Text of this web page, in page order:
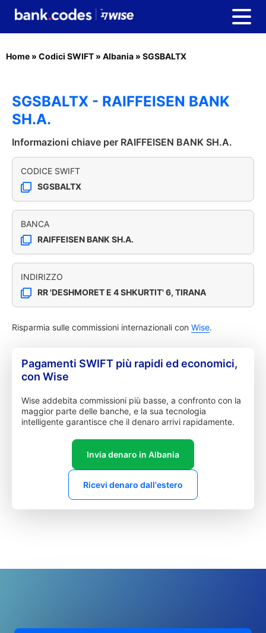
Home » Codici SWIFT » Albania » SGSBALTX
SGSBALTX - RAIFFEISEN BANK
SH.A.
Informazioni chiave per RAIFFEISEN BANK SH.A.
CODICE SWIFT
SGSBALTX
BANCA
RAIFFEISEN BANK SH.A.
INDIRIZZO
RR 'DESHMORET E 4 SHKURTIT' 6, TIRANA
Risparmia sulle commissioni internazionali con Wise.
Pagamenti SWIFT più rapidi ed economici,
con Wise
Wise addebita commissioni più basse, a confronto con la
maggior parte delle banche, e la sua tecnologia
intelligente garantisce che il denaro arrivi rapidamente.
Invia denaro in Albania
Ricevi denaro dall'estero